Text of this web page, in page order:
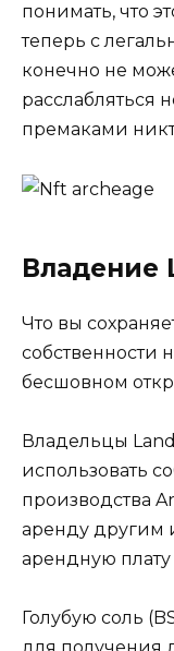
понимать, что
теперь с
конечно не
расслабляться
премаками
Владение
Что вы
собственности
бесшовном
Владельцы Land
использовать
производства
аренду другим
арендную плату
Голубую соль